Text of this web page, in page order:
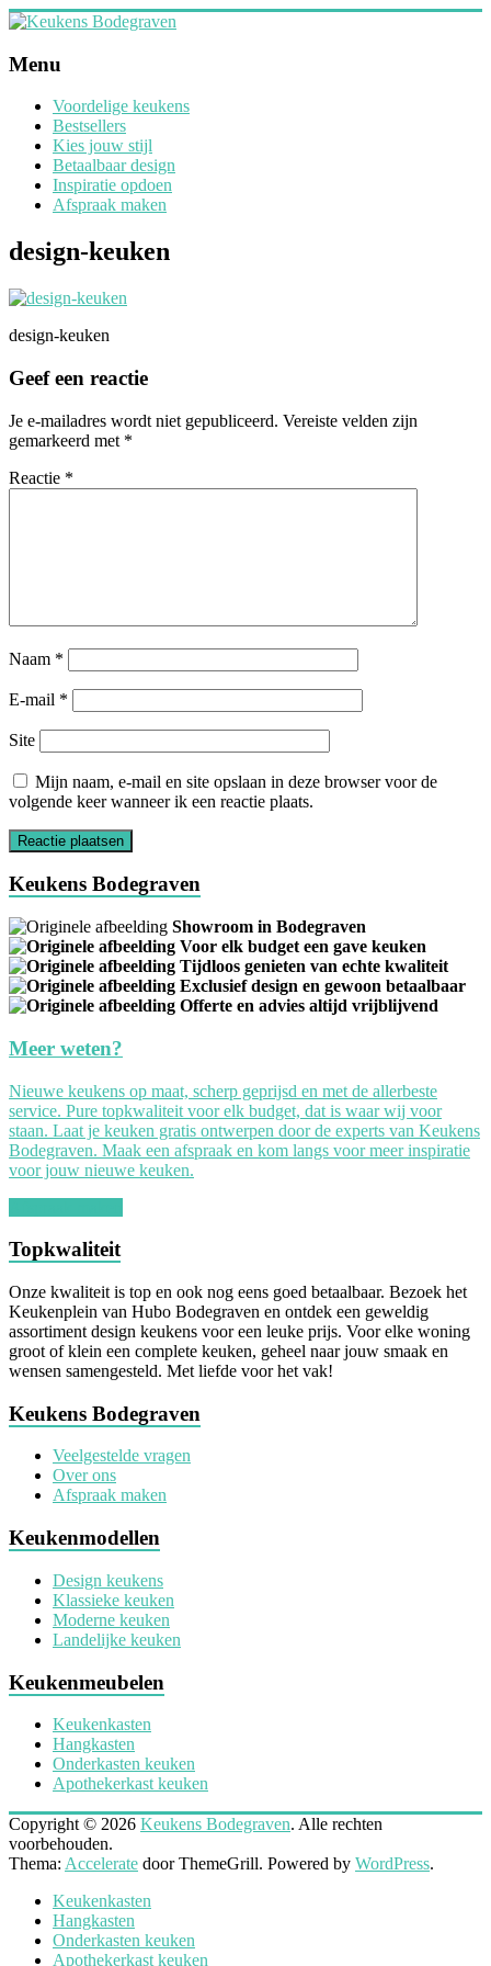
Ga
inhoud
Keukens
Design
Keukens
maat
Menu
Voordelige keukens
Bestsellers
Kies jouw stijl
Betaalbaar design
Inspiratie opdoen
Afspraak maken
design-keuken
design-keuken
Geef een reactie
Je e-mailadres wordt niet gepubliceerd. Vereiste velden zijn
gemarkeerd met *
Reactie *
Naam *
E-mail *
Site
Mijn naam, e-mail en site opslaan in deze browser voor de
volgende keer wanneer ik een reactie plaats.
Keukens Bodegraven
Showroom in Bodegraven
Voor elk budget een gave keuken
Tijdloos genieten van echte kwaliteit
Exclusief design en gewoon betaalbaar
Offerte en advies altijd vrijblijvend
Meer weten?
Nieuwe keukens op maat, scherp geprijsd en met de allerbeste
service. Pure topkwaliteit voor elk budget, dat is waar wij voor
staan. Laat je keuken gratis ontwerpen door de experts van Keukens
Bodegraven. Maak een afspraak en kom langs voor meer inspiratie
voor jouw nieuwe keuken.
Topkwaliteit
Onze kwaliteit is top en ook nog eens goed betaalbaar. Bezoek het
Keukenplein van Hubo Bodegraven en ontdek een geweldig
assortiment design keukens voor een leuke prijs. Voor elke woning
groot of klein een complete keuken, geheel naar jouw smaak en
wensen samengesteld. Met liefde voor het vak!
Keukens Bodegraven
Veelgestelde vragen
Over ons
Afspraak maken
Keukenmodellen
Design keukens
Klassieke keuken
Moderne keuken
Landelijke keuken
Keukenmeubelen
Keukenkasten
Hangkasten
Onderkasten keuken
Apothekerkast keuken
Copyright © 2026 Keukens Bodegraven. Alle rechten
voorbehouden.
Thema: Accelerate door ThemeGrill. Powered by WordPress.
Keukenkasten
Hangkasten
Onderkasten keuken
Apothekerkast keuken